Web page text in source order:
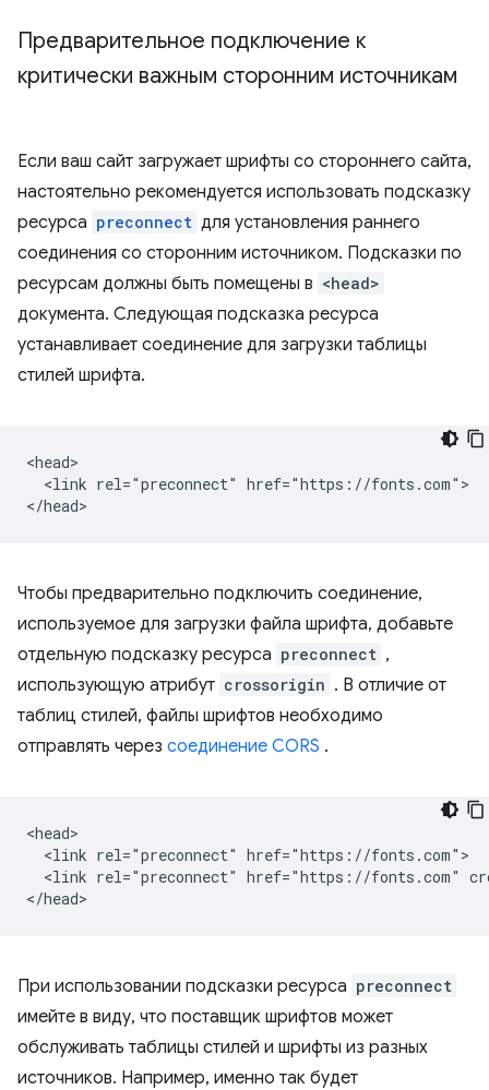
Предварительное подключение к
критически важным сторонним источникам
Если ваш сайт загружает шрифты со стороннего сайта,
настоятельно рекомендуется использовать подсказку
ресурса preconnect для установления раннего
соединения со сторонним источником. Подсказки по
ресурсам должны быть помещены в <head>
документа. Следующая подсказка ресурса
устанавливает соединение для загрузки таблицы
стилей шрифта.
<head>
  <link rel="preconnect" href="https://fonts.com">
Чтобы предварительно подключить соединение,
используемое для загрузки файла шрифта, добавьте
отдельную подсказку ресурса preconnect ,
использующую атрибут crossorigin . В отличие от
таблиц стилей, файлы шрифтов необходимо
отправлять через соединение CORS .
<head>
  <link rel="preconnect" href="https://fonts.com">
<link rel="preconnect" href="https://fonts.com"
При использовании подсказки ресурса preconnect
имейте в виду, что поставщик шрифтов может
обслуживать таблицы стилей и шрифты из разных
источников. Например, именно так будет